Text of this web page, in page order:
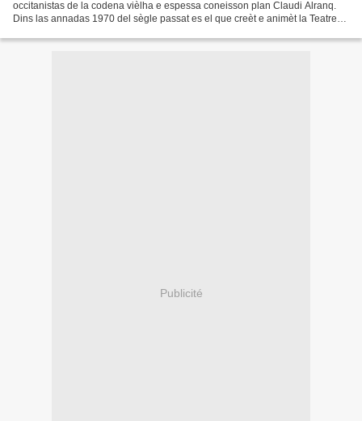
occitanistas de la codena vièlha e espessa coneisson plan Claudi Alranq.
Dins las annadas 1970 del sègle passat es el que creèt e animèt la Teatre
Publicité